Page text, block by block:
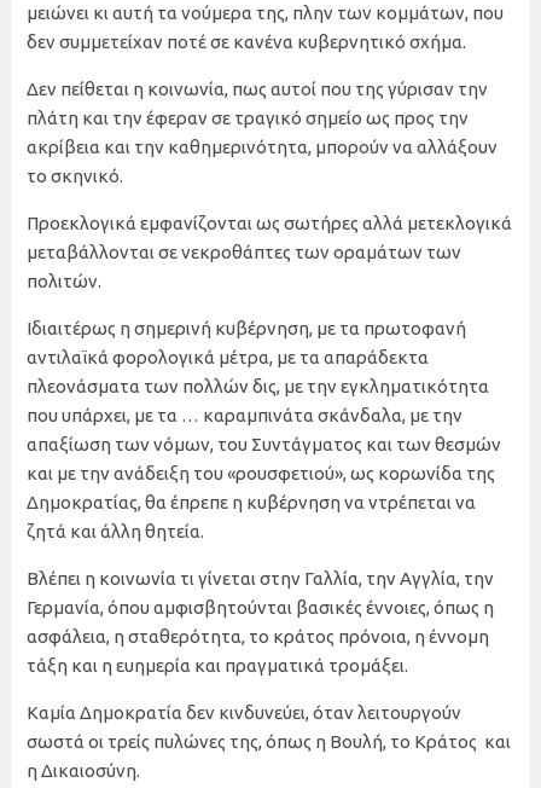
μειώνει κι αυτή τα νούμερα της, πλην των κομμάτων, που
δεν συμμετείχαν ποτέ σε κανένα κυβερνητικό σχήμα.
Δεν πείθεται η κοινωνία, πως αυτοί που της γύρισαν την
πλάτη και την έφεραν σε τραγικό σημείο ως προς την
ακρίβεια και την καθημερινότητα, μπορούν να αλλάξουν
το σκηνικό.
Προεκλογικά εμφανίζονται ως σωτήρες αλλά μετεκλογικά
μεταβάλλονται σε νεκροθάπτες των οραμάτων των
πολιτών.
Ιδιαιτέρως η σημερινή κυβέρνηση, με τα πρωτοφανή
αντιλαϊκά φορολογικά μέτρα, με τα απαράδεκτα
πλεονάσματα των πολλών δις, με την εγκληματικότητα
που υπάρχει, με τα … καραμπινάτα σκάνδαλα, με την
απαξίωση των νόμων, του Συντάγματος και των θεσμών
και με την ανάδειξη του «ρουσφετιού», ως κορωνίδα της
Δημοκρατίας, θα έπρεπε η κυβέρνηση να ντρέπεται να
ζητά και άλλη θητεία.
Βλέπει η κοινωνία τι γίνεται στην Γαλλία, την Αγγλία, την
Γερμανία, όπου αμφισβητούνται βασικές έννοιες, όπως η
ασφάλεια, η σταθερότητα, το κράτος πρόνοια, η έννομη
τάξη και η ευημερία και πραγματικά τρομάξει.
Καμία Δημοκρατία δεν κινδυνεύει, όταν λειτουργούν
σωστά οι τρείς πυλώνες της, όπως η Βουλή, το Κράτος και
η Δικαιοσύνη.